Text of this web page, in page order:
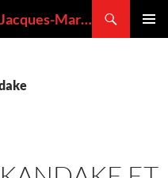
VOLCANMANIA : le blog de Jacques-Marie BARDINTZEFF, volcanologue